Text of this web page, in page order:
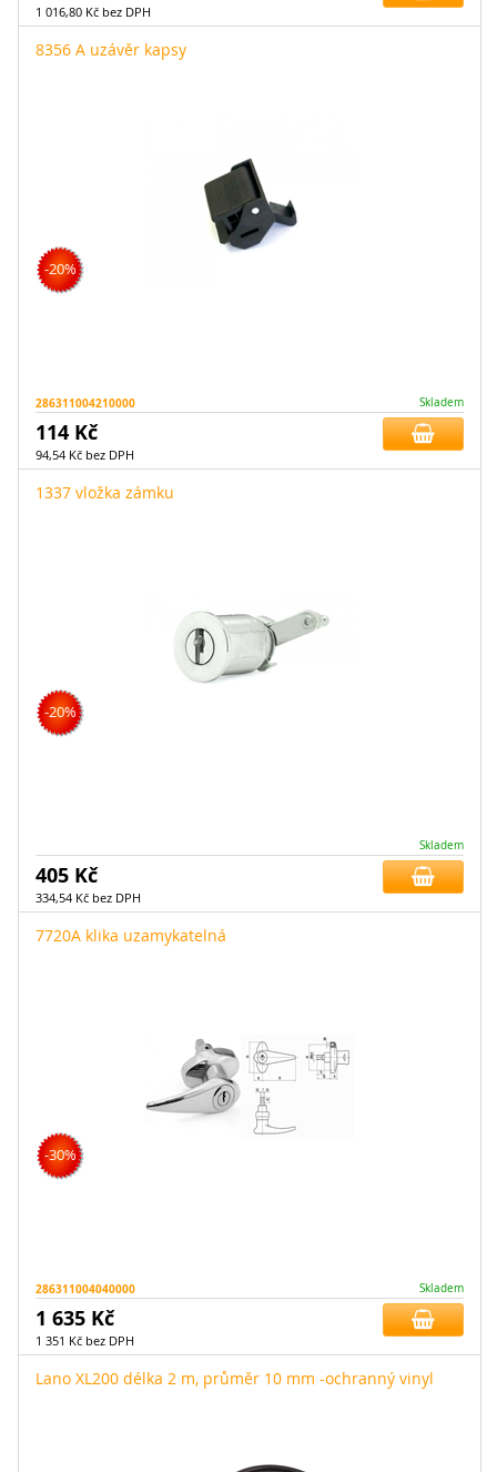
1 016,80 Kč bez DPH
8356 A uzávěr kapsy
-20%
286311004210000 Skladem
114 Kč
94,54 Kč bez DPH
1337 vložka zámku
-20%
Skladem
405 Kč
334,54 Kč bez DPH
7720A klika uzamykatelná
-30%
286311004040000 Skladem
1 635 Kč
1 351 Kč bez DPH
Lano XL200 délka 2 m, průměr 10 mm -ochranný vinyl